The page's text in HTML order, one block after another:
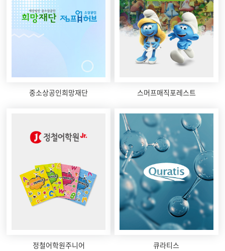
중소상공인희망재단 스머프매직포레스트
정철어학원주니어 큐라티스